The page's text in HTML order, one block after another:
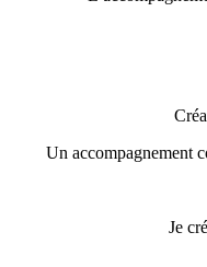
Un accompagnement
Je